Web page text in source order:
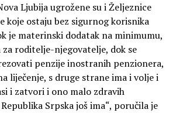
Ljubija ugrožene su i Željeznice
koje ostaju bez sigurnog korisnika
je materinski dodatak na minimumu,
za roditelje-njegovatelje, dok se
penzije inostranih penzionera,
liječenje, s druge strane ima i volje i
i zatvori i ono malo zdravih
Srpska još ima“, poručila je